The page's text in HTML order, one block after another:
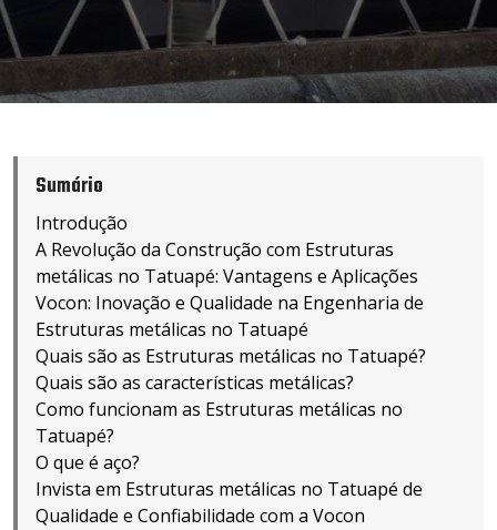
Sumário
Introdução
A Revolução da Construção com Estruturas
metálicas no Tatuapé: Vantagens e Aplicações
Vocon: Inovação e Qualidade na Engenharia de
Estruturas metálicas no Tatuapé
Quais são as Estruturas metálicas no Tatuapé?
Quais são as características metálicas?
Como funcionam as Estruturas metálicas no
Tatuapé?
O que é aço?
Invista em Estruturas metálicas no Tatuapé de
Qualidade e Confiabilidade com a Vocon